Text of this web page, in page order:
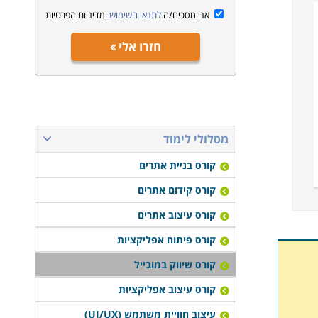
אני מסכים/הלתנאי השימוש ומדיניות הפרטיות
חזרו אלי
מסלולי לימוד
קורס בניית אתרים
קורס קידום אתרים
קורס עיצוב אתרים
קורס פיתוח אפליקציות
קורס שיווק במובייל
קורס עיצוב אפליקציות
עיצוב חוויית משתמש (UI/UX)